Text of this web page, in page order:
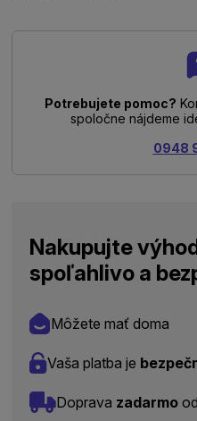
Potrebujete pomoc?
spoločne nájdeme
0948
Nakupujte
spoľahlivo a
Môžete mať doma
Vaša platba je
Doprava zadarmo